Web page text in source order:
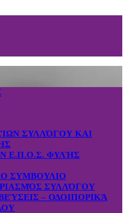
ΣΥΛΛΌΓΟΥ ΚΑΙ
Ε.Π.Ο.Σ. ΦΥΛΉΣ
ΣΥΜΒΟΥΛΙΟ
ΣΥΛΛΌΓΟΥ
– ΟΔΟΙΠΟΡΙΚΆ